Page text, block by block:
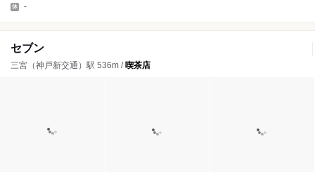
-
セブン
三宮（神戸新交通）駅 536m /喫茶店